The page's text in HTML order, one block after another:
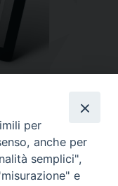
per
anche per
semplici",
e